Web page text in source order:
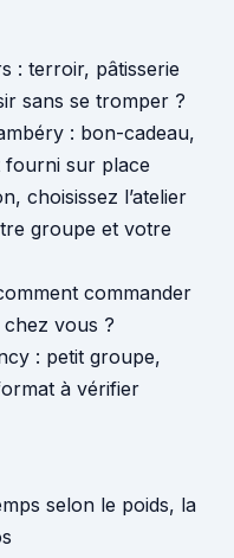
: terroir, pâtisserie
sans se tromper ?
: bon-cadeau,
fourni sur place
choisissez l’atelier
groupe et votre
commander
chez vous ?
: petit groupe,
à vérifier
selon le poids, la